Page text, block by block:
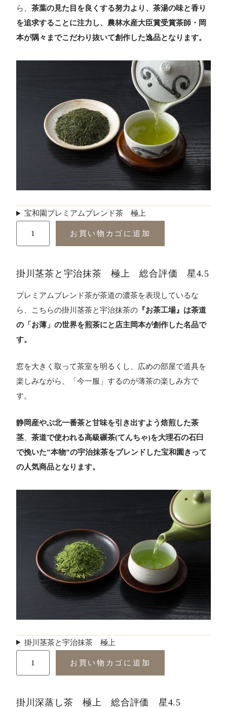
ら、 茶葉の見た目を良くする努力より、茶湯の味と香り
を追求することに注力し、農林水産大臣賞受賞茶師・岡
本が隅々までこだわり抜いて創作した逸品となります。
宝和園プレミアムブレンド茶 極上
お買い物カゴに追加
掛川茎茶と宇治抹茶 極上 総合評価 星4.5
プレミアムブレンド茶が茶道の濃茶を表現しているな
ら、こちらの掛川茎茶と宇治抹茶の 『お茶工場』は茶道
の「お薄」の世界を煎茶にと店主岡本が創作した名品で
す。
窓を大きく取って茶室を明るくし、広めの部屋で道具を
楽しみながら、「今一服」するのが薄茶の楽しみ方で
す。
静岡産やぶ北一番茶と甘味を引き出すよう焙煎した茶
茎
茶道で使われる高級碾茶(てんちゃ)を大理石の石臼
で挽いた”本物”の宇治抹茶をブレンドした宝和園きって
の人気商品となります。
掛川茎茶と宇治抹茶 極上
お買い物カゴに追加
掛川深蒸し茶 極上 総合評価 星4.5